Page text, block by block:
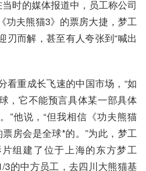
当时的媒体报道中，员工称公司
功夫熊猫3》的票房大捷，梦工
刃而解，甚至有人夸张到“喊出
看重成长飞速的中国市场，“如
，它不能预言具体某一部具体
”他说，“但我相信《功夫熊猫
房会是全球*的。”为此，梦工
组建了位于上海的东方梦工
3的中方员工，去四川大熊猫基